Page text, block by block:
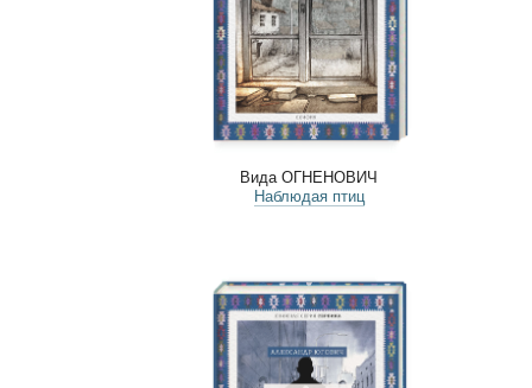
Вида ОГНЕНОВИЧ
Наблюдая птиц